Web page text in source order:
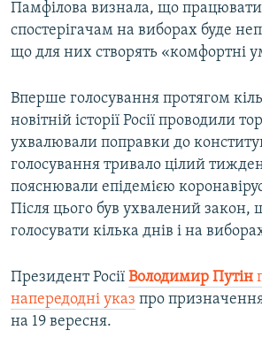
Памфілова визнала, що працювати
спостерігачам на виборах буде
що для них створять «комфортні
Вперше голосування протягом
новітній історії Росії проводили
ухвалювали поправки до
голосування тривало цілий
пояснювали епідемією
Після цього був ухвалений закон,
голосувати кілька днів і на
Президент Росії Володимир Путін
напередодні указ про
на 19 вересня.